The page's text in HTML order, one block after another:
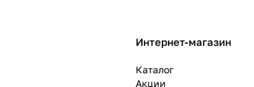
Интернет-магазин
Каталог
Акции